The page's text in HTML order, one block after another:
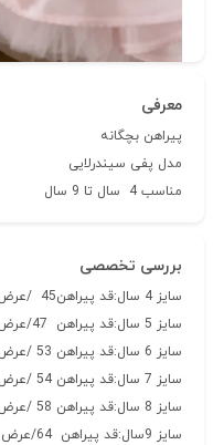
شناسه‌ی کالا: 38
معرفی
پیراهن بچگانه
مدل پفی سیندرلایی
مناسب 4 سال تا 9 سال
بررسی تخصصی
سایز 4 سال:قد پیراهن45 /عرض سینه 26
سایز 5 سال:قد پیراهن 47/عرض سینه 27
سایز 6 سال:قد پیراهن 53 /عرض سینه 30
سایز 7 سال:قد پیراهن 54 /عرض سینه 31
سایز 8 سال:قد پیراهن 58 /عرض سینه 32
سایز 9سال:قد پیراهن 64/عرض سینه 34